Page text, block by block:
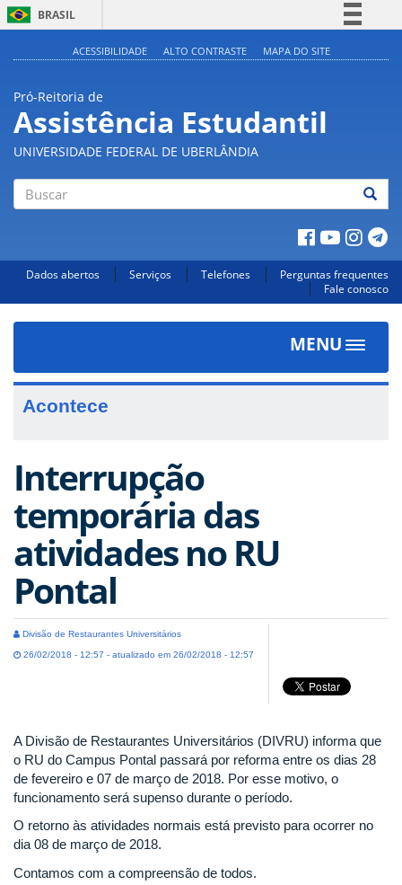
BRASIL
Acesso à informação
Legislação
Canais
ACESSIBILIDADE ALTO CONTRASTE MAPA DO SITE
Pró-Reitoria de
Assistência Estudantil
UNIVERSIDADE FEDERAL DE UBERLÂNDIA
Dados abertos Serviços Telefones
Perguntas frequentes
Fale conosco
MENU
Toggle
Acontece
Interrupção
temporária das
atividades no RU
Pontal
Divisão de Restaurantes Universitários
26/02/2018 - 12:57 - atualizado em 26/02/2018 - 12:57
A Divisão de Restaurantes Universitários (DIVRU) informa que
o RU do Campus Pontal passará por reforma entre os dias 28
de fevereiro e 07 de março de 2018. Por esse motivo, o
funcionamento será supenso durante o período.
O retorno às atividades normais está previsto para ocorrer no
dia 08 de março de 2018.
Contamos com a compreensão de todos.